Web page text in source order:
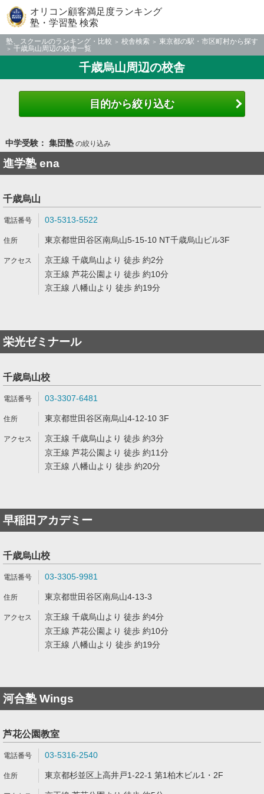
オリコン顧客満足度ランキング
塾・学習塾 検索
塾、スクールのランキング・比較 校舎検索
東京都の駅・市区町村から探す
千歳烏山周辺の校舎一覧
千歳烏山周辺の校舎
目的から絞り込む
中学受験： 集団塾の絞り込み
進学塾 ena
千歳烏山
03-5313-5522
東京都世田谷区南烏山5-15-10 NT千歳烏山ビル3F
京王線 千歳烏山より 徒歩 約2分
京王線 芦花公園より 徒歩 約10分
京王線 八幡山より 徒歩 約19分
栄光ゼミナール
千歳烏山校
03-3307-6481
東京都世田谷区南烏山4-12-10 3F
京王線 千歳烏山より 徒歩 約3分
京王線 芦花公園より 徒歩 約11分
京王線 八幡山より 徒歩 約20分
早稲田アカデミー
千歳烏山校
03-3305-9981
東京都世田谷区南烏山4-13-3
京王線 千歳烏山より 徒歩 約4分
京王線 芦花公園より 徒歩 約10分
京王線 八幡山より 徒歩 約19分
河合塾 Wings
芦花公園教室
03-5316-2540
東京都杉並区上高井戸1-22-1 第1柏木ビル1・2F